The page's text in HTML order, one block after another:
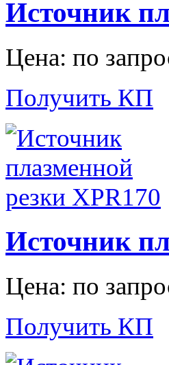
Источник
Цена: по
Получить КП
Источник
Цена: по
Получить КП